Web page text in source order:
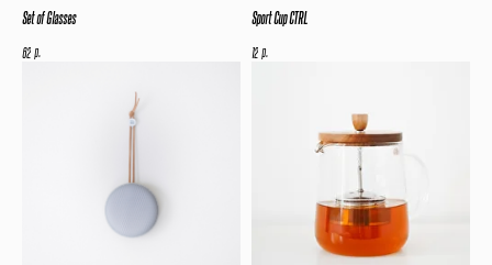
Set of Glasses
62 р.
Sport Cup CTRL
12 р.